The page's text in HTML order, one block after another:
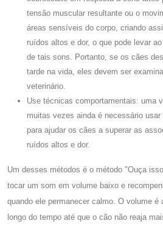
tensão muscular resultante ou o
áreas sensíveis do corpo, criando
ruídos altos e dor, o que pode levar
de tais sons. Portanto, se os cães
tarde na vida, eles devem ser
veterinário.
Use técnicas comportamentais: uma
muitas vezes ainda é necessário
para ajudar os cães a superar as
ruídos altos e dor.
Um desses métodos é o método "Ouça
tocar um som em volume baixo e
quando ele permanecer calmo. O volume é
longo do tempo até que o cão não reaja